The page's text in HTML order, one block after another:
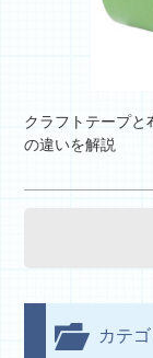
クラフトテープと
の違いを解説
カテ